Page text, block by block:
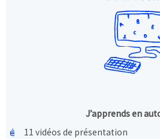
J’apprends en
11 vidéos de présentation